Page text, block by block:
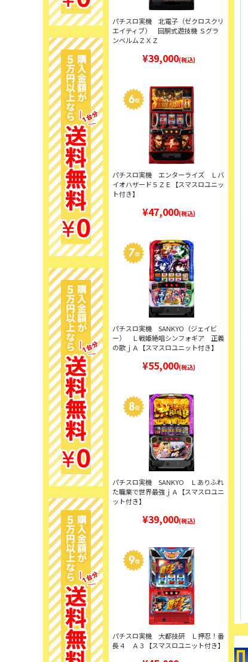
パチスロ実機 北電子（ゼクロスクリ
エイティブ） 回胴式遊技機 Ｓグラ
ンベルムＺＸＺ
¥39,000(税込)
パチスロ実機 エンターライズ Ｌバ
イオハザード５ＺＥ【スマスロユニッ
ト付き】
¥47,000(税込)
パチスロ実機 SANKYO（ジェイビ
ー） Ｌ戦姫絶唱シンフォギア 正義
の歌ｊＡ【スマスロユニット付き】
¥55,000(税込)
パチスロ実機 SANKYO Ｌありふれ
た職業で世界最強ｊＡ【スマスロユニ
ット付き】
¥39,000(税込)
パチスロ実機 大都技研 Ｌ押忍！番
長４ Ａ３【スマスロユニット付き】